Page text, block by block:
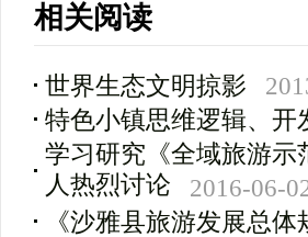
相关阅读
世界生态文明掠影
特色小镇思维逻辑、开
学习研究《全域旅游示
人热烈讨论
2016-06-
《沙雅县旅游发展总